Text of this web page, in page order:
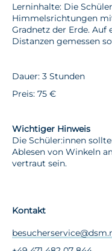
Lerninhalte: Die
Himmelsrichtungen
Gradnetz der Erde.
Distanzen gemessen
Dauer: 3 Stunden
Preis: 75 €
Wichtiger Hinweis
Die Schüler:innen
Ablesen von Winkeln
vertraut sein.
Kontakt